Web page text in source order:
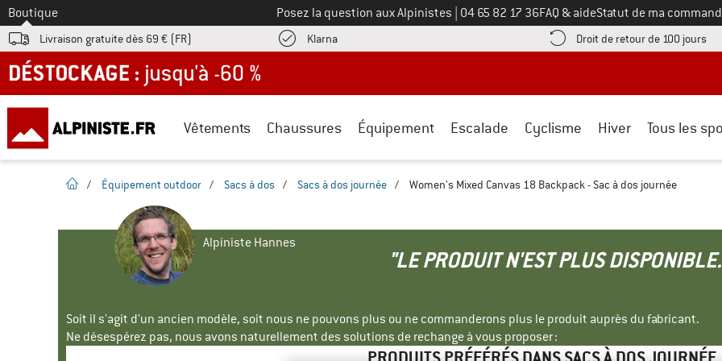
Vers le
Boutique Posez la question aux Alpinistes Appelez-nous au
04 65 82 17 36FAQ & aideStatut de ma
Livraison gratuite dès 69 € (FR) KlarnaTrouve les informations de paiement ici ! Ouvre une boîte d'information
Droit de retour de 100 jours
DÉSTOCKAGE : jusqu'à -60 %
Vêtements Chaussures Équipement Escalade Cyclisme Hiver Tous les
Page d'accueil
/ Équipement outdoor / Sacs à dos / Sacs à dos journée / Women's Mixed Canvas 18 Backpack - Sac à dos journée
Alpiniste Hannes
"LE PRODUIT N'EST PLUS
Soit il s'agit d'un ancien modèle, soit nous ne pouvons plus ou ne commanderons plus le produit auprès du fabricant.
Ne désespérez pas, nous avons naturellement des solutions de rechange à vous proposer :